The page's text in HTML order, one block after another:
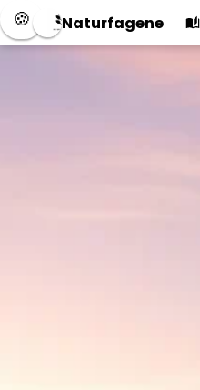
Naturfagene
🍪